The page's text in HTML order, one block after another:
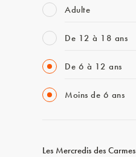
Adulte
De 12 à 18 ans
De 6 à 12 ans
Moins de 6 ans
Les Mercredis des Carmes